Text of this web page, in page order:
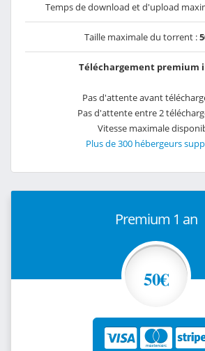
Temps de download et d'upload
Taille maximale du torrent :
Téléchargement premium
Pas d'attente avant
Pas d'attente entre 2
Vitesse maximale
Plus de 300 hébergeurs
Premium 1 an
50€